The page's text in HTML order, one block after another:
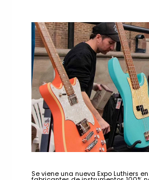
Se viene una nueva Expo Luthiers